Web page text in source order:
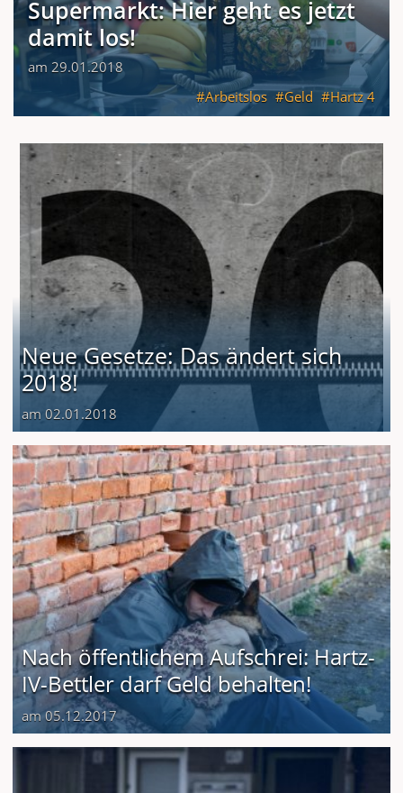
Supermarkt: Hier geht es jetzt
damit los!
am 29.01.2018
Arbeitslos
Geld Hartz 4
Neue Gesetze: Das ändert sich
2018!
am 02.01.2018
Nach öffentlichem Aufschrei: Hartz-
IV-Bettler darf Geld behalten!
am 05.12.2017